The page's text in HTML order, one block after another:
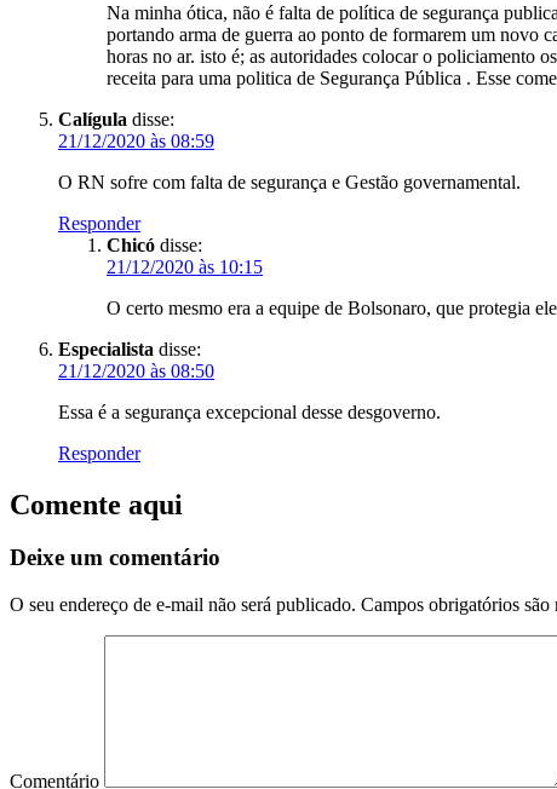
Na minha ótica, não é falta de política de segurança
portando arma de guerra ao ponto de formarem um novo
horas no ar. isto é; as autoridades colocar o policiamento
receita para uma politica de Segurança Pública . Esse
Calígula disse:
21/12/2020 às 08:59
O RN sofre com falta de segurança e Gestão governamental.
Responder
Chicó disse:
21/12/2020 às 10:15
O certo mesmo era a equipe de Bolsonaro, que protegia
Especialista disse:
21/12/2020 às 08:50
Essa é a segurança excepcional desse desgoverno.
Responder
Comente aqui
Deixe um comentário
O seu endereço de e-mail não será publicado. Campos obrigatórios são
Comentário